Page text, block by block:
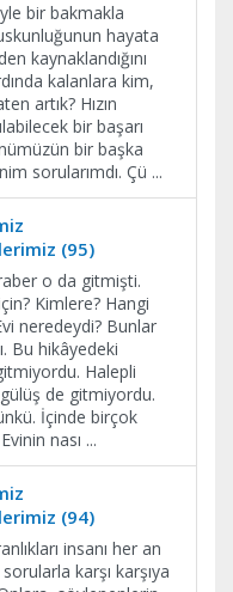
bir bakmakla
hayata
kaynaklandığını
kalanlara kim,
artık? Hızın
bir başarı
bir başka
sorularımdı. Çü ...
(95)
o da gitmişti.
Kimlere? Hangi
neredeydi? Bunlar
Bu hikâyedeki
Halepli
de gitmiyordu.
İçinde birçok
nası ...
(94)
insanı her an
karşı karşıya